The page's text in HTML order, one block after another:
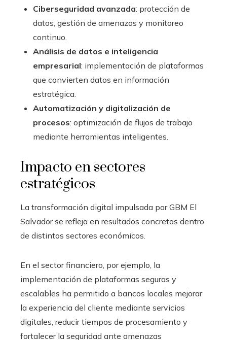
Ciberseguridad avanzada: protección de
datos, gestión de amenazas y monitoreo
continuo.
Análisis de datos e inteligencia
empresarial: implementación de plataformas
que convierten datos en información
estratégica.
Automatización y digitalización de
procesos: optimización de flujos de trabajo
mediante herramientas inteligentes.
Impacto en sectores
estratégicos
La transformación digital impulsada por GBM El
Salvador se refleja en resultados concretos dentro
de distintos sectores económicos.
En el sector financiero, por ejemplo, la
implementación de plataformas seguras y
escalables ha permitido a bancos locales mejorar
la experiencia del cliente mediante servicios
digitales, reducir tiempos de procesamiento y
fortalecer la seguridad ante amenazas